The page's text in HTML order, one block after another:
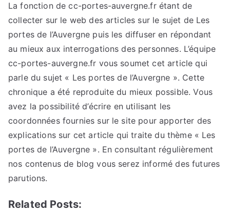
La fonction de cc-portes-auvergne.fr étant de
collecter sur le web des articles sur le sujet de Les
portes de l’Auvergne puis les diffuser en répondant
au mieux aux interrogations des personnes. L’équipe
cc-portes-auvergne.fr vous soumet cet article qui
parle du sujet « Les portes de l’Auvergne ». Cette
chronique a été reproduite du mieux possible. Vous
avez la possibilité d’écrire en utilisant les
coordonnées fournies sur le site pour apporter des
explications sur cet article qui traite du thème « Les
portes de l’Auvergne ». En consultant régulièrement
nos contenus de blog vous serez informé des futures
parutions.
Related Posts: